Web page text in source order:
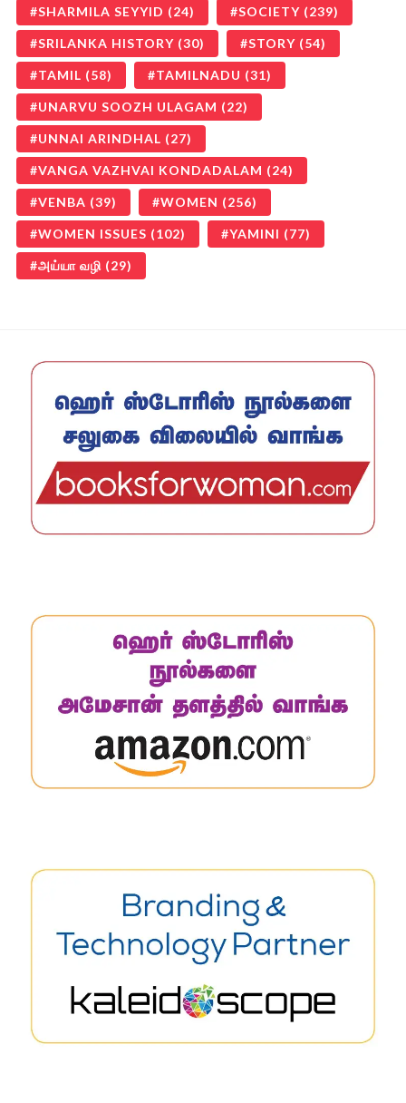
SHARMILA SEYYID (24) SOCIETY (239)
SRILANKA HISTORY (30) STORY (54)
TAMIL (58) TAMILNADU (31)
UNARVU SOOZH ULAGAM (22)
UNNAI ARINDHAL (27)
VANGA VAZHVAI KONDADALAM (24)
VENBA (39) WOMEN (256)
WOMEN ISSUES (102) YAMINI (77)
அய்யா வழி (29)